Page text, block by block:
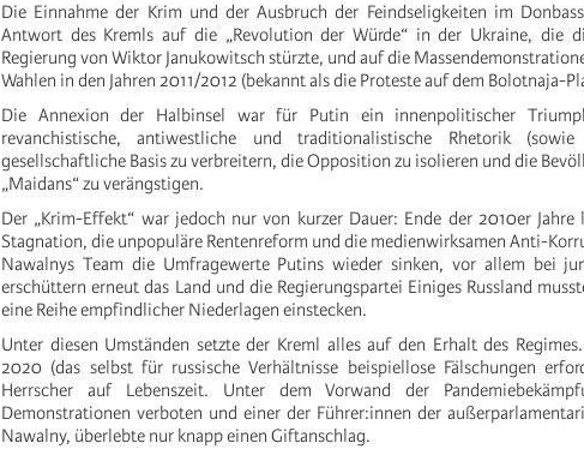
Die Einnahme der Krim und der Ausbruch der Feindseligkeiten im
Antwort des Kremls auf die „Revolution der Würde“ in der Ukraine, die
Regierung von Wiktor Janukowitsch stürzte, und auf die
Wahlen in den Jahren 2011/2012 (bekannt als die Proteste auf dem Bolotnaja-
Die Annexion der Halbinsel war für Putin ein innenpolitischer
revanchistische, antiwestliche und traditionalistische Rhetorik
gesellschaftliche Basis zu verbreitern, die Opposition zu isolieren und die
„Maidans“ zu verängstigen.
Der „Krim-Effekt“ war jedoch nur von kurzer Dauer: Ende der 2010er
Stagnation, die unpopuläre Rentenreform und die medienwirksamen Anti-
Nawalnys Team die Umfragewerte Putins wieder sinken, vor allem bei
erschüttern erneut das Land und die Regierungspartei Einiges Russland
eine Reihe empfindlicher Niederlagen einstecken.
Unter diesen Umständen setzte der Kreml alles auf den Erhalt des
2020 (das selbst für russische Verhältnisse beispiellose Fälschungen
Herrscher auf Lebenszeit. Unter dem Vorwand der
Demonstrationen verboten und einer der Führer:innen der
Nawalny, überlebte nur knapp einen Giftanschlag.